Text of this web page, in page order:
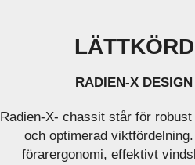
LÄTTKÖRD
RADIEN-X DESIGN
Radien-X- chassit står för
och optimerad
förarergonomi, effektivt